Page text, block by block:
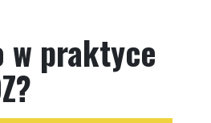
w praktyce